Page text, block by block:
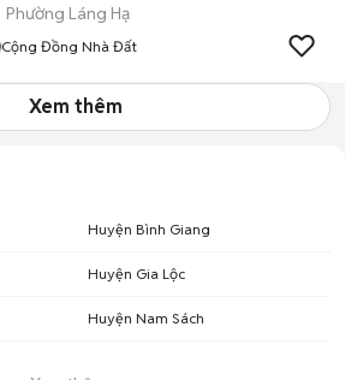
Phường Láng Hạ
Cộng Đồng Nhà Đất
Xem thêm
Huyện Bình Giang
Huyện Gia Lộc
Huyện Nam Sách